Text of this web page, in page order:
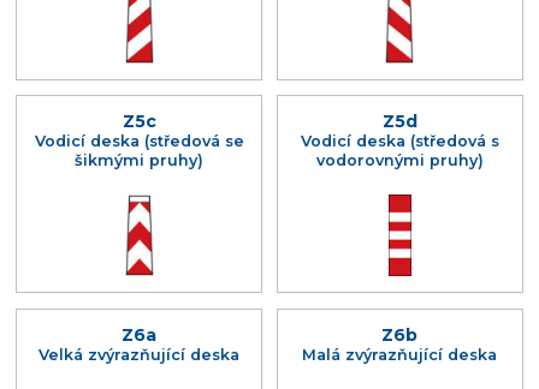
Z5c
Vodicí deska (středová se
šikmými pruhy)
Z5d
Vodicí deska (středová s
vodorovnými pruhy)
Z6a
Velká zvýrazňující deska
Z6b
Malá zvýrazňující deska